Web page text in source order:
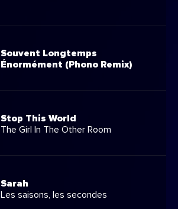
Souvent Longtemps
Énormément (Phono Remix)
Stop This World
The Girl In The Other Room
Sarah
Les saisons, les secondes